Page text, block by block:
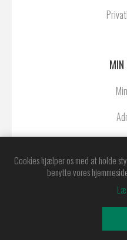
MIN
Cookies hjælper os med at holde
benytte vores